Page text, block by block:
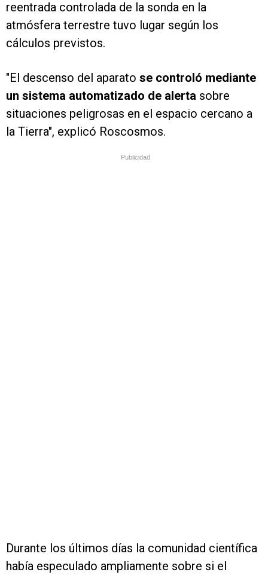
reentrada controlada de la sonda en la
atmósfera terrestre tuvo lugar según los
cálculos previstos.
"El descenso del aparato se controló mediante
un sistema automatizado de alerta sobre
situaciones peligrosas en el espacio cercano a
la Tierra", explicó Roscosmos.
Publicidad
Durante los últimos días la comunidad científica
había especulado ampliamente sobre si el